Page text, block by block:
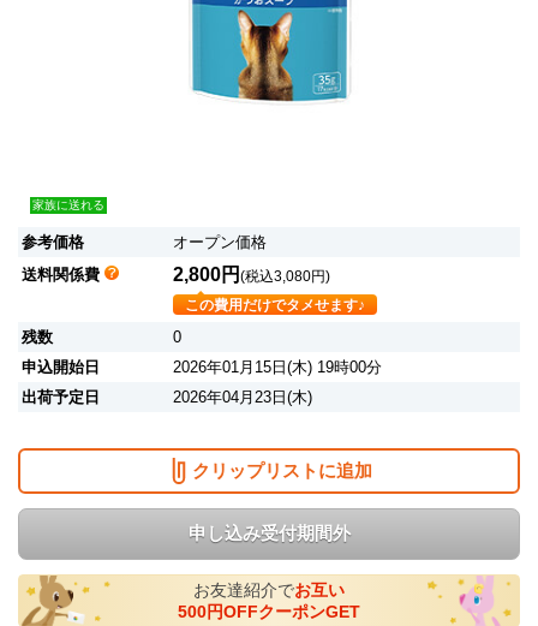
家族に送れる
参考価格
オープン価格
送料関係費
2,800円 (税込3,080円)
この費用だけでタメせます♪
残数
0
申込開始日
2026年01月15日(木) 19時00分
出荷予定日
2026年04月23日(木)
クリップリストに追加
申し込み受付期間外
お友達紹介でお互い
500円OFFクーポンGET